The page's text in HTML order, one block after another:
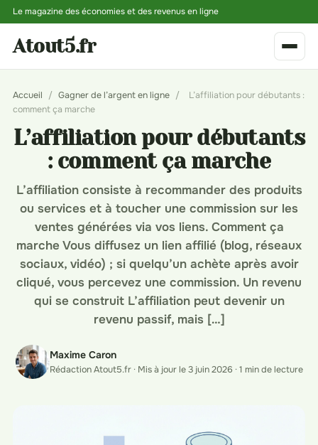
Le magazine des économies et des revenus en ligne
Atout5.fr
Accueil / Gagner de l’argent en ligne /
L’affiliation pour débutants :
comment ça marche
L’affiliation pour débutants
: comment ça marche
L’affiliation consiste à recommander des produits
ou services et à toucher une commission sur les
ventes générées via vos liens. Comment ça
marche Vous diffusez un lien affilié (blog, réseaux
sociaux, vidéo) ; si quelqu’un achète après avoir
cliqué, vous percevez une commission. Un revenu
qui se construit L’affiliation peut devenir un
revenu passif, mais […]
Maxime Caron
Rédaction Atout5.fr · Mis à jour le 3 juin 2026 · 1 min de lecture